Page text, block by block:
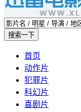
首页
动作片
犯罪片
科幻片
喜剧片